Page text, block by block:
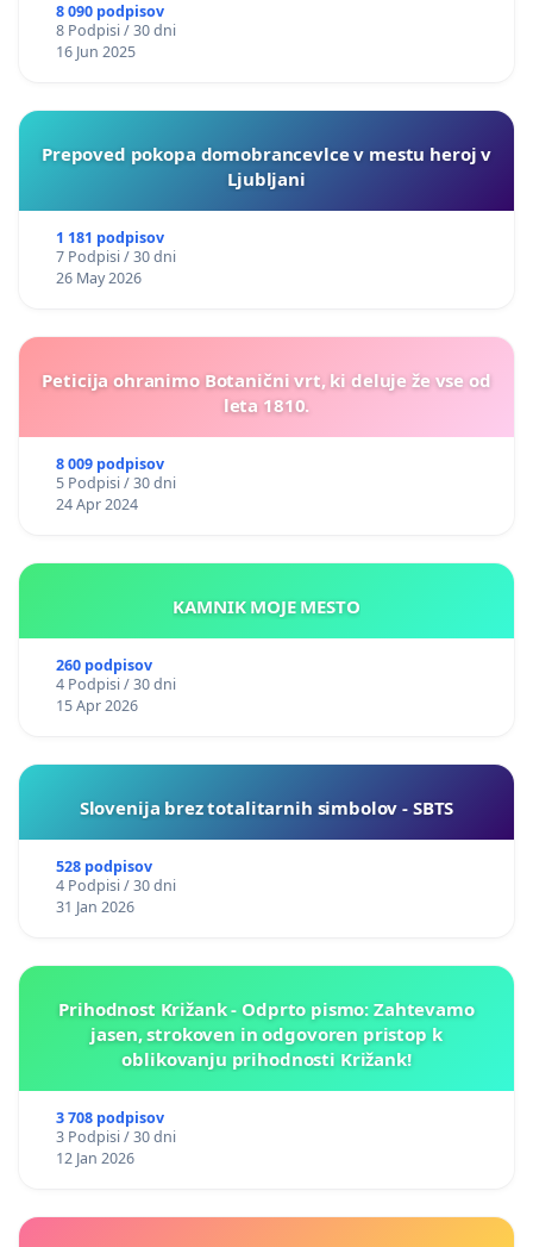
8 090 podpisov
8 Podpisi / 30 dni
16 Jun 2025
Prepoved pokopa domobrancevlce v mestu heroj v
Ljubljani
1 181 podpisov
7 Podpisi / 30 dni
26 May 2026
Peticija ohranimo Botanični vrt, ki deluje že vse od
leta 1810.
8 009 podpisov
5 Podpisi / 30 dni
24 Apr 2024
KAMNIK MOJE MESTO
260 podpisov
4 Podpisi / 30 dni
15 Apr 2026
Slovenija brez totalitarnih simbolov - SBTS
528 podpisov
4 Podpisi / 30 dni
31 Jan 2026
Prihodnost Križank - Odprto pismo: Zahtevamo
jasen, strokoven in odgovoren pristop k
oblikovanju prihodnosti Križank!
3 708 podpisov
3 Podpisi / 30 dni
12 Jan 2026